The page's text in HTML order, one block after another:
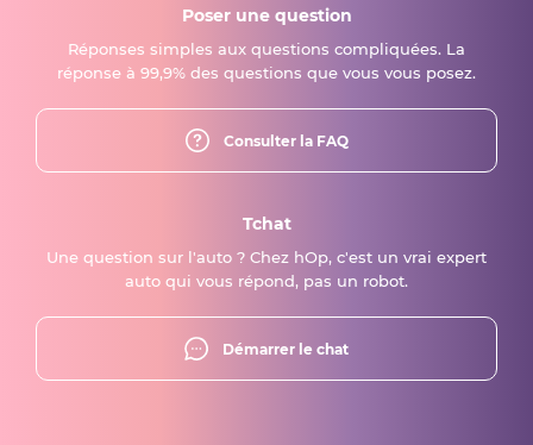
Poser une question
Réponses simples aux questions compliquées. La
réponse à 99,9% des questions que vous vous posez.
Consulter la FAQ
Tchat
Une question sur l'auto ? Chez hOp, c'est un vrai expert
auto qui vous répond, pas un robot.
Démarrer le chat